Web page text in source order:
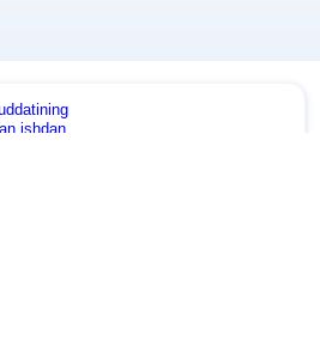
ishdan